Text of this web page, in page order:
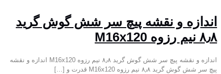
اندازه و نقشه پیچ سر شش گوش گرید
۸٫۸ نیم رزوه M16x120
اندازه و نقشه پیچ سر شش گوش گرید ۸٫۸ نیم رزوه M16x120 اندازه و نقشه
پیچ سر شش گوش گرید ۸٫۸ نیم رزوه M16x120 قدرت و
[…]